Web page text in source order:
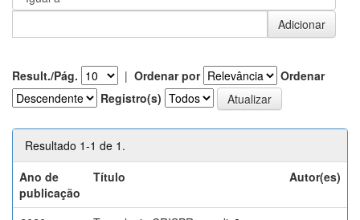
Result./Pág. | Ordenar por
Ordenar
Registro(s)
Resultado 1-1 de 1.
Ano de
publicação
Título Autor(es)